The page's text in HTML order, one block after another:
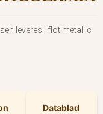
leveres i flot metallic
Datablad